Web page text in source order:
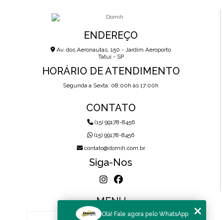
ENDEREÇO
Av. dos Aeronautas, 150 - Jardim Aeroporto
Tatuí - SP
HORÁRIO DE ATENDIMENTO
Segunda a Sexta: 08:00h às 17:00h
CONTATO
(15) 99178-8456
(15) 99178-8456
contato@domih.com.br
Siga-Nos
MENU
HOME
Olá! Fale agora pelo WhatsApp